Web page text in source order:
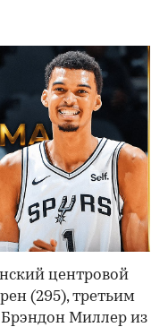
центровой
(295), третьим
Миллер из